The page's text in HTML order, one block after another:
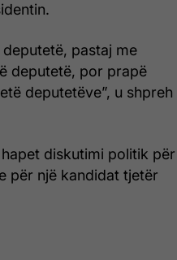
pastaj me
deputetë, por prapë
deputetëve”, u shpreh
diskutimi politik për
për një kandidat tjetër